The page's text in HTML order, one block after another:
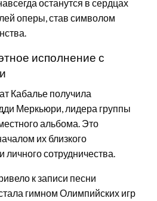
останутся в сердцах
оперы, став символом
исполнение с
Кабалье получила
Меркьюри, лидера группы
альбома. Это
их близкого
сотрудничества.
к записи песни
гимном Олимпийских игр